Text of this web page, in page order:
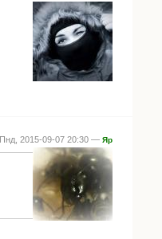
Пнд, 2015-09-07 20:30 — Яр